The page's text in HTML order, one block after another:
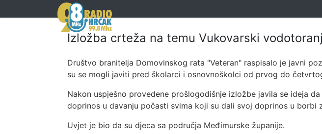
Izložba crteža na temu Vukovarski vodotoranj
Društvo branitelja Domovinskog rata "Veteran" raspisalo je javni
su se mogli javiti pred školarci i osnovnoškolci od prvog do
Nakon uspješno provedene prošlogodišnje izložbe javila se ideja
doprinos u davanju počasti svima koji su dali svoj doprinos u borbi
Uvjet je bio da su djeca sa područja Međimurske županije.